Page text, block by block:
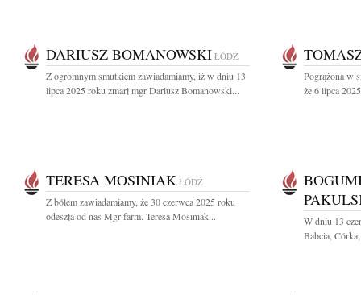
DARIUSZ BOMANOWSKI ŁÓDŹ
Z ogromnym smutkiem zawiadamiamy, iż w dniu 13
lipca 2025 roku zmarł mgr Dariusz Bomanowski...
Pogrążona w
że 6 lipca
TERESA MOSINIAK ŁÓDŹ
Z bólem zawiadamiamy, że 30 czerwca 2025 roku
odeszła od nas Mgr farm. Teresa Mosiniak...
W dniu 13
Babcia,